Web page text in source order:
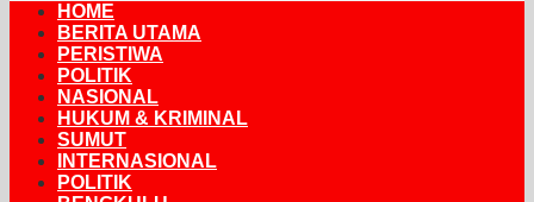
HOME
BERITA UTAMA
PERISTIWA
POLITIK
NASIONAL
HUKUM & KRIMINAL
SUMUT
INTERNASIONAL
POLITIK